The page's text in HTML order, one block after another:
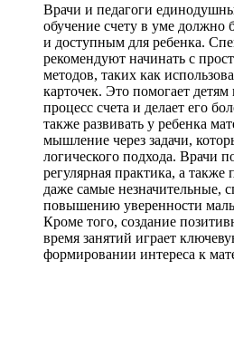
Врачи и педагоги
обучение счету в уме должно
и доступным для ребенка.
рекомендуют начинать с
методов, таких как
карточек. Это помогает детям
процесс счета и делает его
также развивать у ребенка
мышление через задачи,
логического подхода. Врачи
регулярная практика, а также
даже самые незначительные,
повышению уверенности
Кроме того, создание
время занятий играет
формировании интереса к